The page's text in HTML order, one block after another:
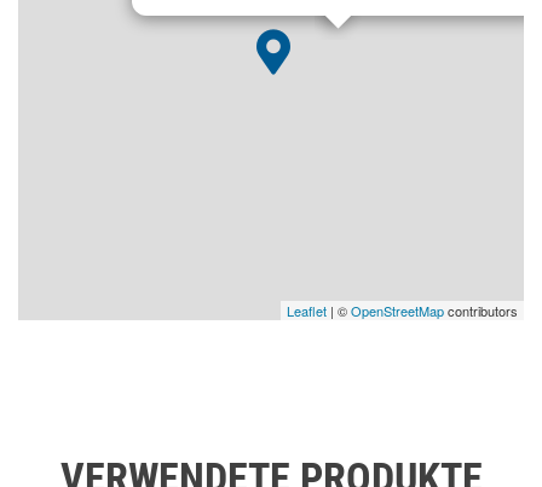
Leaflet | ©OpenStreetMapcontributors
VERWENDETE PRODUKTE